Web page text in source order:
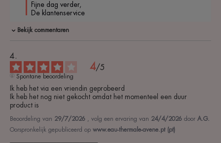
Fijne dag verder,
De klantenservice
Bekijk commentaren
4/5
Spontane beoordeling
Ik heb het via een vriendin geprobeerd
Ik heb het nog niet gekocht omdat het momenteel een duur
product is
Beoordeling van 29/7/2026 , volg een ervaring van 24/4/2026 door A.G.
Oorspronkelijk gepubliceerd op www.eau-thermale-avene.pt (pt)